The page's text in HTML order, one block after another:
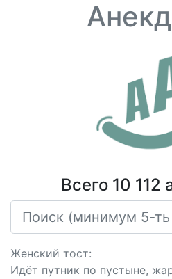
Всего 10 112
Женский тост:
Идёт путник по пустыне,